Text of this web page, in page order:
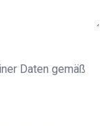
Daten gemäß